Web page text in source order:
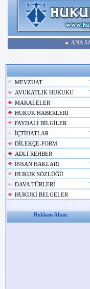
ANA
MEVZUAT
AVUKATLIK HUKUKU
MAKALELER
HUKUK HABERLERİ
FAYDALI BİLGİLER
İÇTİHATLAR
DİLEKÇE-FORM
ADLİ REHBER
İNSAN HAKLARI
HUKUK SÖZLÜĞÜ
DAVA TÜRLERİ
HUKUKİ BELGELER
Reklam Alanı